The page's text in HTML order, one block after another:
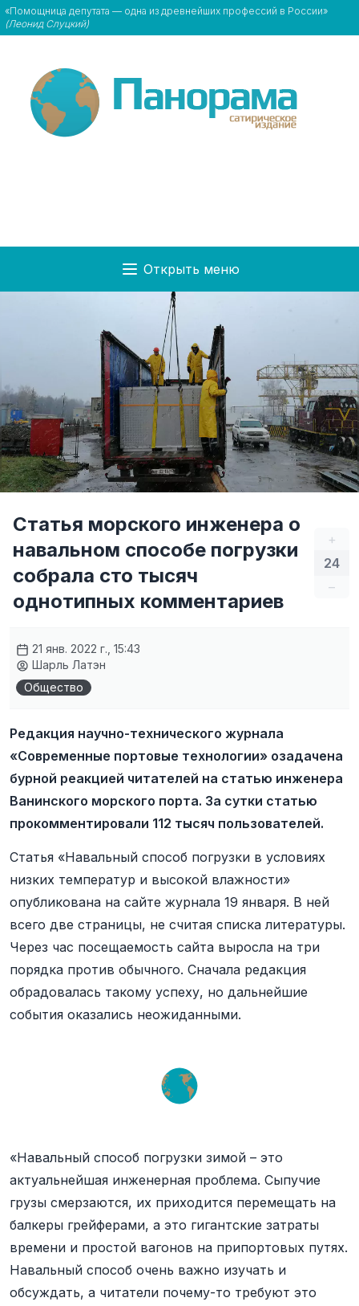
«Помощница депутата — одна из древнейших профессий в России»
(Леонид Слуцкий)
Открыть меню
+
24
–
Статья морского инженера о
навальном способе погрузки
собрала сто тысяч
однотипных комментариев
21 янв. 2022 г., 15:43
Шарль Латэн
Общество
Редакция научно-технического журнала
«Современные портовые технологии» озадачена
бурной реакцией читателей на статью инженера
Ванинского морского порта. За сутки статью
прокомментировали 112 тысяч пользователей.
Статья «Навальный способ погрузки в условиях
низких температур и высокой влажности»
опубликована на сайте журнала 19 января. В ней
всего две страницы, не считая списка литературы.
Через час посещаемость сайта выросла на три
порядка против обычного. Сначала редакция
обрадовалась такому успеху, но дальнейшие
события оказались неожиданными.
«Навальный способ погрузки зимой – это
актуальнейшая инженерная проблема. Сыпучие
грузы смерзаются, их приходится перемещать на
балкеры грейферами, а это гигантские затраты
времени и простой вагонов на припортовых путях.
Навальный способ очень важно изучать и
обсуждать, а читатели почему-то требуют это